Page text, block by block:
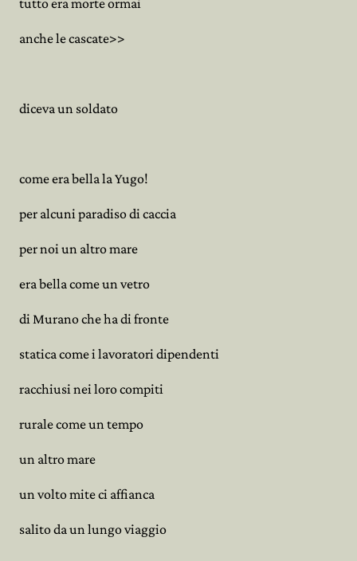
tutto era morte ormai
anche le cascate>>
diceva un soldato
come era bella la Yugo!
per alcuni paradiso di caccia
per noi un altro mare
era bella come un vetro
di Murano che ha di fronte
statica come i lavoratori dipendenti
racchiusi nei loro compiti
rurale come un tempo
un altro mare
un volto mite ci affianca
salito da un lungo viaggio